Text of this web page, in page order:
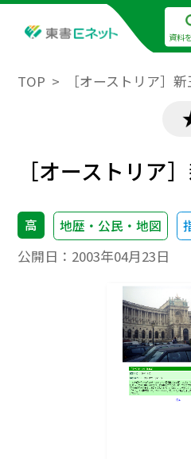
資料
TOP ［オーストリア］
［オーストリア
高 地歴・公民・地図
公開日： 2003年04月23日